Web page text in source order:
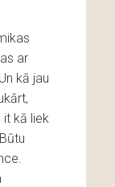
ar
kā jau
it kā liek